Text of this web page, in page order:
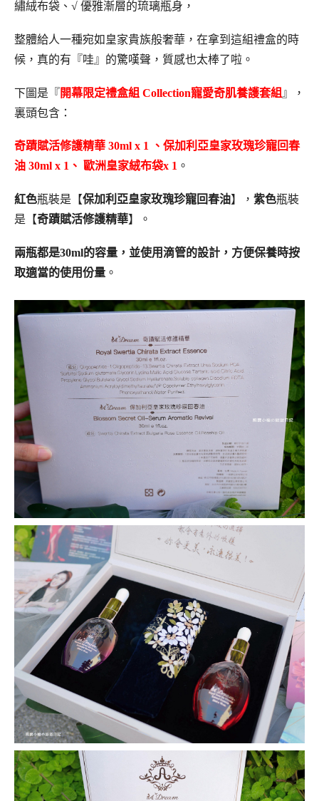
繡絨布袋、√ 優雅漸層的琉璃瓶身，
整體給人一種宛如皇家貴族般奢華，在拿到這組禮盒的時
候，真的有『哇』的驚嘆聲，質感也太棒了啦。
下圖是『開幕限定禮盒組 Collection寵愛奇肌養護套組 』，
裏頭包含：
奇蹟賦活修護精華 30ml x 1 、保加利亞皇家玫瑰珍寵回春
油 30ml x 1、 歐洲皇家絨布袋x 1 。
紅色瓶裝是【保加利亞皇家玫瑰珍寵回春油】， 紫色瓶裝
是【奇蹟賦活修護精華】。
兩瓶都是30ml的容量，並使用滴管的設計，方便保養時按
取適當的使用份量 。